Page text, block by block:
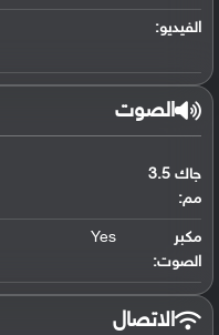
الفيديو:
الصوت
جاك 3.5
مم:
مكبر
الصوت:
Yes
الاتصال